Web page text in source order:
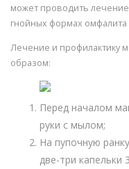
может проводить
гнойных формах
Лечение и профилактику
образом:
Перед началом
руки с мылом;
На пупочную
две-три капельки